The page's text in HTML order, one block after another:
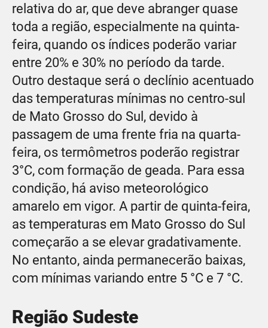
relativa do ar, que deve abranger quase
toda a região, especialmente na quinta-
feira, quando os índices poderão variar
entre 20% e 30% no período da tarde.
Outro destaque será o declínio acentuado
das temperaturas mínimas no centro-sul
de Mato Grosso do Sul, devido à
passagem de uma frente fria na quarta-
feira, os termômetros poderão registrar
3°C, com formação de geada. Para essa
condição, há aviso meteorológico
amarelo em vigor. A partir de quinta-feira,
as temperaturas em Mato Grosso do Sul
começarão a se elevar gradativamente.
No entanto, ainda permanecerão baixas,
com mínimas variando entre 5 °C e 7 °C.
Região Sudeste